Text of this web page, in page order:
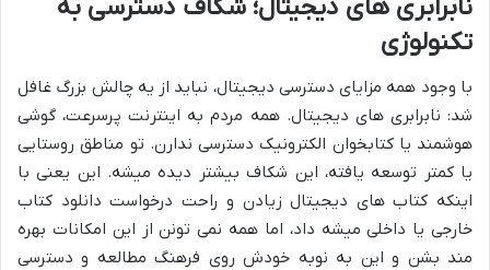
نابرابری های دیجیتال؛ شکاف دسترسی به
تکنولوژی
با وجود همه مزایای دسترسی دیجیتال، نباید از یه چالش بزرگ غافل
شد: نابرابری های دیجیتال. همه مردم به اینترنت پرسرعت، گوشی
هوشمند یا کتابخوان الکترونیک دسترسی ندارن. تو مناطق روستایی
یا کمتر توسعه یافته، این شکاف بیشتر دیده میشه. این یعنی با
اینکه کتاب های دیجیتال زیادن و راحت درخواست دانلود کتاب
خارجی یا داخلی میشه داد، اما همه نمی تونن از این امکانات بهره
مند بشن و این به نوبه خودش روی فرهنگ مطالعه و دسترسی